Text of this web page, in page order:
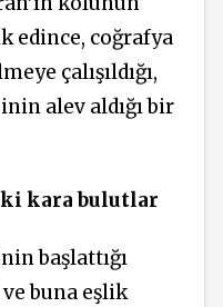
edince, coğrafya
çalışıldığı,
alev aldığı bir
kara bulutlar
başlattığı
buna eşlik